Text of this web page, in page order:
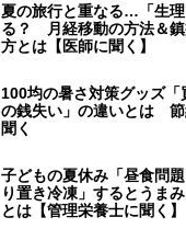
夏の旅行と重なる…「生
る？ 月経移動の方法＆
方とは【医師に聞く】
100均の暑さ対策グッズ
の銭失い」の違いとは 節
聞く
子どもの夏休み「昼食問
り置き冷凍」するとうま
とは【管理栄養士に聞く】